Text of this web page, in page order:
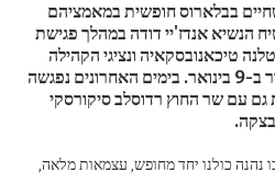
בבלארוס חופשית במאמציהם
הנשיא אנדז'יי דודה במהלך פגישת
טיכאנובסקאיה ונציגי הקהילה
הבלארוסית שהתקיימה בבלוודר ב-9 בינואר. בימים האחרונים נפגשה
גם עם שר החוץ רדוסלב סיקורסקי
נהנה כולנו יחד מחופש, עצמאות מלאה,